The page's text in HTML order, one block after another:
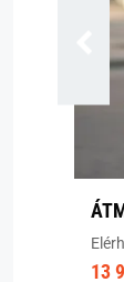
13